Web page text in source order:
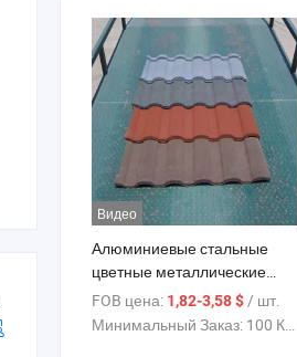
Видео
Алюминиевые стальные
цветные металлические
черепицы, керамические
кровельные плитки Харви
FOB цена: 1,82-3,58 $ / шт.
Минимальный Заказ: 100 Куски